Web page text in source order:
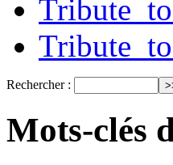
Rechercher :
Mots-clés